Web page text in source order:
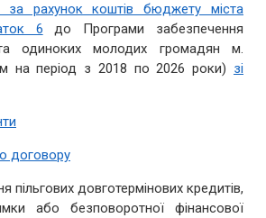
за рахунок коштів бюджету міста
6 до Програми забезпечення
одиноких молодих громадян м.
на період з 2018 по 2026 роки) зі
договору
довготермінових кредитів,
або безповоротної фінансової